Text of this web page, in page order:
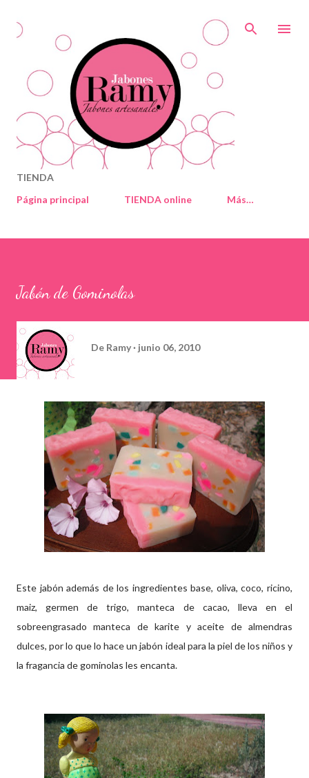
TIENDA
Página principal
TIENDA online Más…
Jabón de Gominolas
De Ramy junio 06, 2010
Este jabón además de los ingredientes base, oliva, coco, ricino,
maiz, germen de trigo, manteca de cacao, lleva en el
sobreengrasado manteca de karite y aceite de almendras
dulces, por lo que lo hace un jabón ideal para la piel de los niños y
la fragancia de gominolas les encanta.